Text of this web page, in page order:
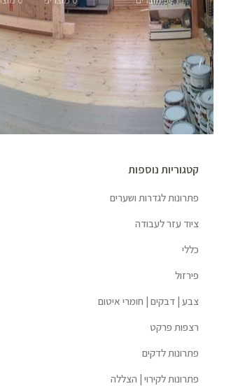
קטגוריות נוספות
פתרונות לגדרות ושערים
ציוד עזר לעבודה
כללי
פירזול
צבע | דבקים | חומרי איטום
רצפות פרקט
פתרונות לדקים
פתרונות לקירוי | הצללה